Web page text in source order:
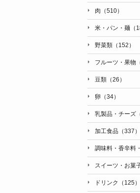
肉（510）
米・パン・麺（
野菜類（152）
フルーツ・果物
豆類（26）
卵（34）
乳製品・チーズ
加工食品（337）
調味料・香辛料
スイーツ・お菓
ドリンク（125）